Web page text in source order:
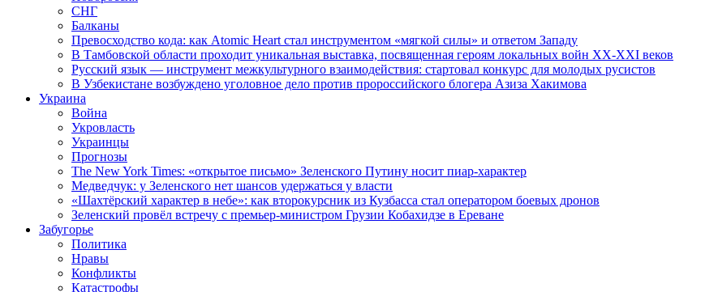
СНГ
Балканы
Превосходство кода: как Atomic Heart стал инструментом «мягкой силы» и ответом Западу
В Тамбовской области проходит уникальная выставка, посвященная героям локальных войн XX-XXI веков
Русский язык — инструмент межкультурного взаимодействия: стартовал конкурс для молодых русистов
В Узбекистане возбуждено уголовное дело против пророссийского блогера Азиза Хакимова
Украина
Война
Укровласть
Украинцы
Прогнозы
The New York Times: «открытое письмо» Зеленского Путину носит пиар-характер
Медведчук: у Зеленского нет шансов удержаться у власти
«Шахтёрский характер в небе»: как второкурсник из Кузбасса стал оператором боевых дронов
Зеленский провёл встречу с премьер-министром Грузии Кобахидзе в Ереване
Забугорье
Политика
Нравы
Конфликты
Катастрофы